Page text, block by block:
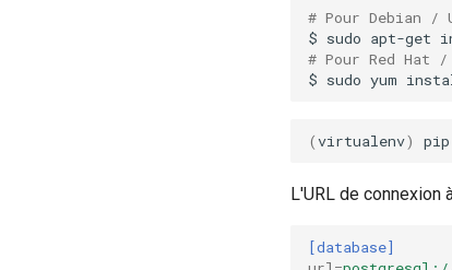
# Pour Debian /
$ sudo apt-get
# Pour Red Hat /
$ sudo yum
(virtualenv) pip
L'URL de connexion
[database]